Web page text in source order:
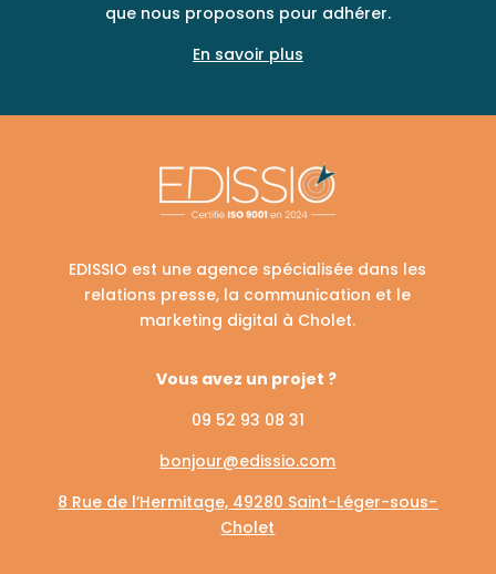
que nous proposons pour adhérer.
En savoir plus
EDISSIO est une agence spécialisée dans les
relations presse, la communication et le
marketing digital à Cholet.
Vous avez un projet ?
09 52 93 08 31
bonjour@edissio.com
8 Rue de l’Hermitage, 49280 Saint-Léger-sous-
Cholet